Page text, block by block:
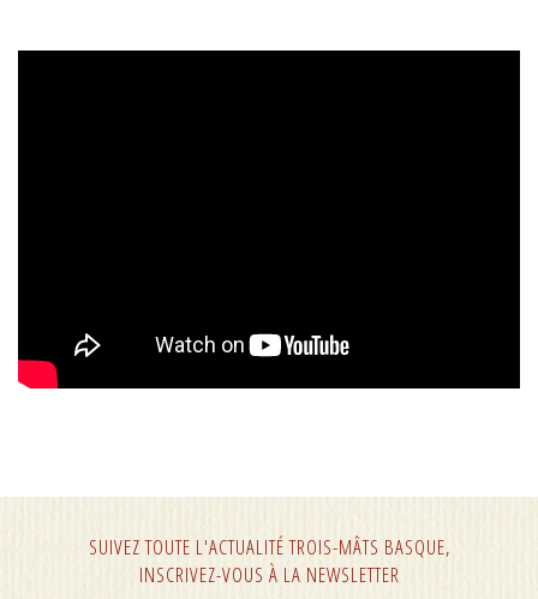
SUIVEZ TOUTE L'ACTUALITÉ TROIS-MÂTS BASQUE,
INSCRIVEZ-VOUS À LA NEWSLETTER